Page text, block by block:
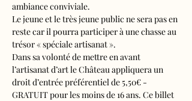
ambiance conviviale.
Le jeune et le très jeune public ne sera pas en
reste car il pourra participer à une chasse au
trésor « spéciale artisanat ».
Dans sa volonté de mettre en avant
l’artisanat d’art le Château appliquera un
droit d’entrée préférentiel de 5,50€ -
GRATUIT pour les moins de 16 ans. Ce billet